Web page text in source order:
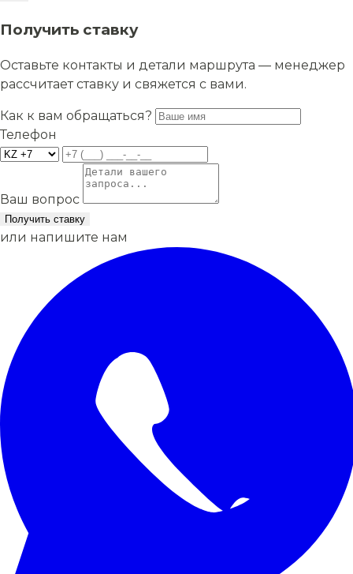
Получить ставку
Оставьте контакты и детали маршрута — менеджер
рассчитает ставку и свяжется с вами.
Как к вам обращаться?
Телефон
Ваш вопрос
Получить ставку
или напишите нам